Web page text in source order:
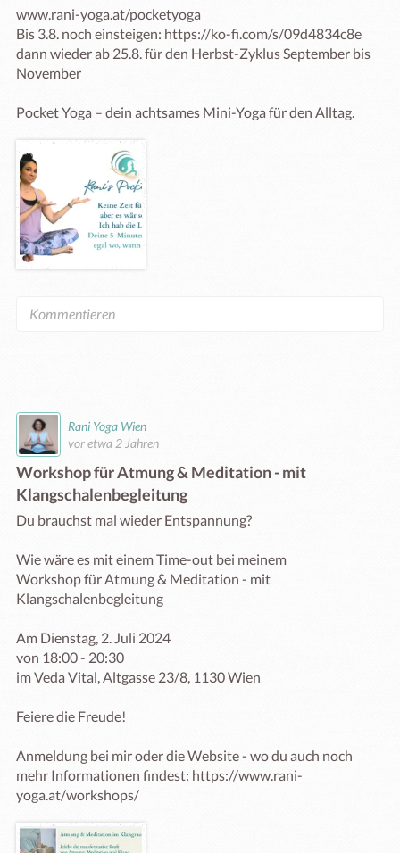
www.rani-yoga.at/pocketyoga
Bis 3.8. noch einsteigen: https://ko-fi.com/s/09d4834c8e
dann wieder ab 25.8. für den Herbst-Zyklus September bis
November
Pocket Yoga – dein achtsames Mini-Yoga für den Alltag.
Rani Yoga Wien
vor etwa 2 Jahren
Workshop für Atmung & Meditation - mit
Klangschalenbegleitung
Du brauchst mal wieder Entspannung?
Wie wäre es mit einem Time-out bei meinem
Workshop für Atmung & Meditation - mit
Klangschalenbegleitung
Am Dienstag, 2. Juli 2024
von 18:00 - 20:30
im Veda Vital, Altgasse 23/8, 1130 Wien
Feiere die Freude!
Anmeldung bei mir oder die Website - wo du auch noch
mehr Informationen findest: https://www.rani-
yoga.at/workshops/